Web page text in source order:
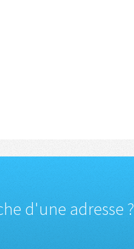
d'une adresse ?